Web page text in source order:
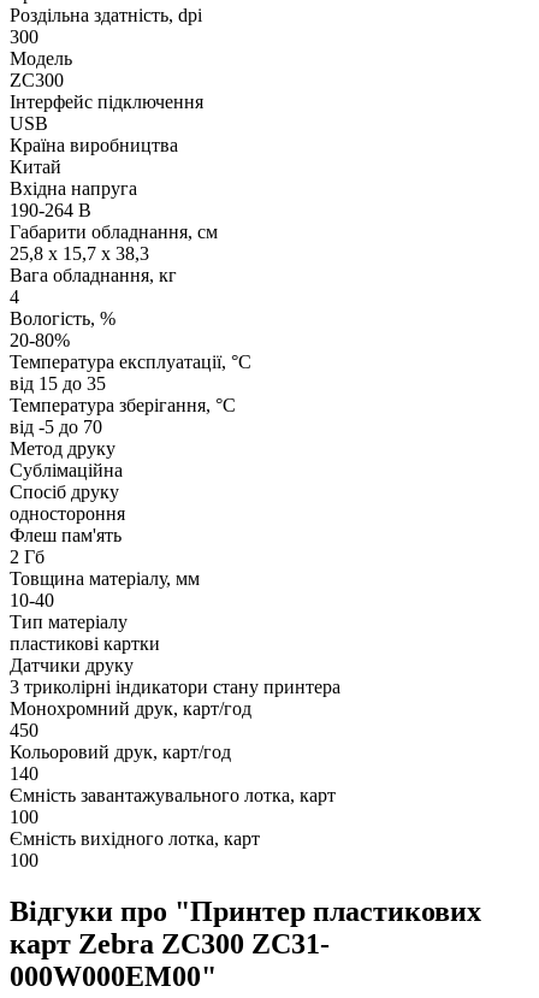
Роздільна здатність, dpi
300
Модель
ZC300
Інтерфейс підключення
USB
Країна виробництва
Китай
Вхідна напруга
190-264 В
Габарити обладнання, см
25,8 x 15,7 x 38,3
Вага обладнання, кг
4
Вологість, %
20-80%
Температура експлуатації, °C
від 15 до 35
Температура зберігання, °C
від -5 до 70
Метод друку
Сублімаційна
Спосіб друку
одностороння
Флеш пам'ять
2 Гб
Товщина матеріалу, мм
10-40
Тип матеріалу
пластикові картки
Датчики друку
3 триколірні індикатори стану принтера
Монохромний друк, карт/год
450
Кольоровий друк, карт/год
140
Ємність завантажувального лотка, карт
100
Ємність вихідного лотка, карт
100
Відгуки про "Принтер пластикових
карт Zebra ZC300 ZC31-
000W000EM00"